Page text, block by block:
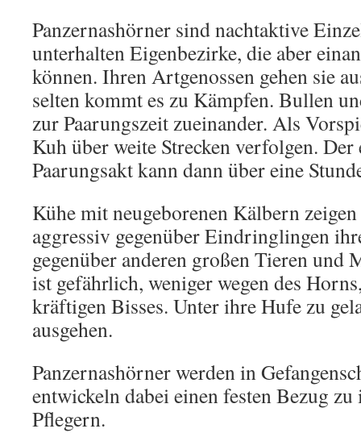
Panzernashörner sind nachtaktive
unterhalten Eigenbezirke, die aber
können. Ihren Artgenossen gehen sie
selten kommt es zu Kämpfen. Bullen
zur Paarungszeit zueinander. Als
Kuh über weite Strecken verfolgen.
Paarungsakt kann dann über eine
Kühe mit neugeborenen Kälbern
aggressiv gegenüber Eindringlingen
gegenüber anderen großen Tieren
ist gefährlich, weniger wegen des
kräftigen Bisses. Unter ihre Hufe zu
ausgehen.
Panzernashörner werden in
entwickeln dabei einen festen Bezug
Pflegern.